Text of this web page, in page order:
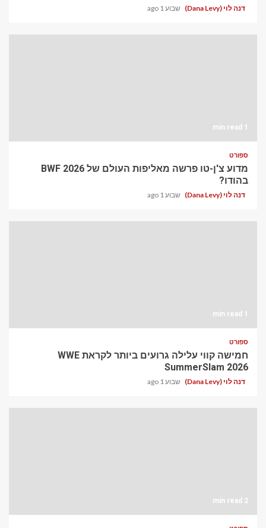
דנה לוי (Dana Levy) שבוע 1 ago
1 min read
ספורט
מדוע צ'ן-טו פרשה מאליפות העולם של BWF 2026
בהודו?
דנה לוי (Dana Levy) שבוע 1 ago
1 min read
ספורט
חמישה קווי עלילה גרועים ביותר לקראת WWE
SummerSlam 2026
דנה לוי (Dana Levy) שבוע 1 ago
2 min read